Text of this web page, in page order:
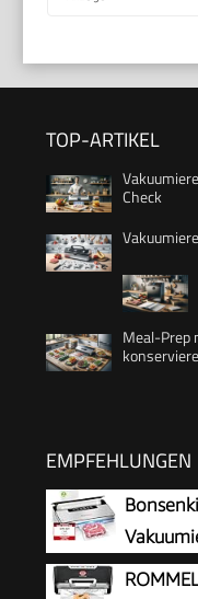
TOP-ARTIKEL
Check
Meal-Prep
EMPFEHLUNGEN